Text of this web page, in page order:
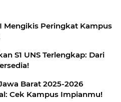
Mengikis Peringkat Kampus
S1 UNS Terlengkap: Dari
Barat 2025-2026
Cek Kampus Impianmu!